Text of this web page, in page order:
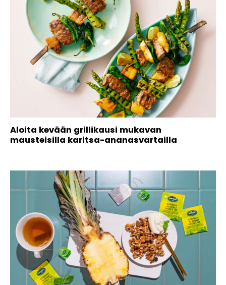
Aloita kevään grillikausi mukavan
mausteisilla karitsa-ananasvartailla